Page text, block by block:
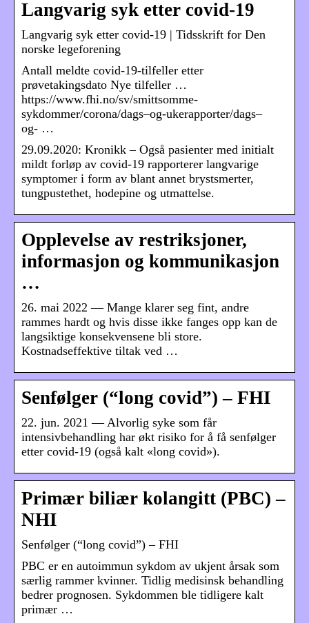
Langvarig syk etter covid-19
Langvarig syk etter covid-19 | Tidsskrift for Den
norske legeforening
Antall meldte covid-19-tilfeller etter
prøvetakingsdato Nye tilfeller …
https://www.fhi.no/sv/smittsomme-
sykdommer/corona/dags–og-ukerapporter/dags–
og- …
29.09.2020: Kronikk – Også pasienter med initialt
mildt forløp av covid-19 rapporterer langvarige
symptomer i form av blant annet brystsmerter,
tungpustethet, hodepine og utmattelse.
Opplevelse av restriksjoner,
informasjon og kommunikasjon
…
26. mai 2022 — Mange klarer seg fint, andre
rammes hardt og hvis disse ikke fanges opp kan de
langsiktige konsekvensene bli store.
Kostnadseffektive tiltak ved …
Senfølger (“long covid”) – FHI
22. jun. 2021 — Alvorlig syke som får
intensivbehandling har økt risiko for å få senfølger
etter covid-19 (også kalt «long covid»).
Primær biliær kolangitt (PBC) –
NHI
Senfølger (“long covid”) – FHI
PBC er en autoimmun sykdom av ukjent årsak som
særlig rammer kvinner. Tidlig medisinsk behandling
bedrer prognosen. Sykdommen ble tidligere kalt
primær …